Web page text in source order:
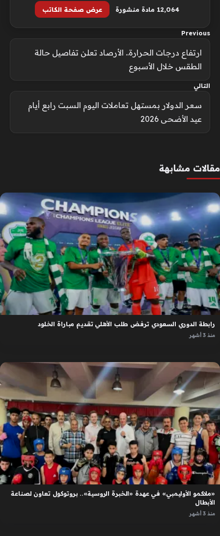
12٬064 مادة منشورة عرض صفحة الكاتب
Previous
ارتفاع درجات الحرارة.. الأرصاد تعلن تفاصيل حالة
الطقس خلال الأسبوع
التالي
سعر الدولار بمستهل تعاملات اليوم السبت رابع أيام
عيد الأضحى 2026
مقالات مشابهة
رابطة الدوري السعودي ترفض طلب الأهلي تقديم مباراة الخلود
منذ 3 أشهر
«ملاكمو الأوليمبي» في عهدة «الخبرة الروسية».. بروتوكول تعاون لصناعة
الأبطال
منذ 3 أشهر